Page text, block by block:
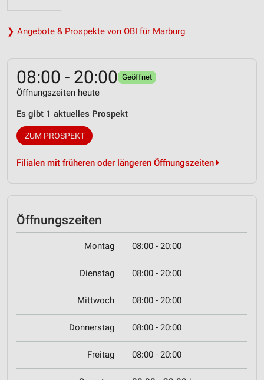
❯ Angebote & Prospekte von OBI für Marburg
08:00 - 20:00 Geöffnet
Öffnungszeiten heute
Es gibt 1 aktuelles Prospekt
ZUM PROSPEKT
Filialen mit früheren oder längeren Öffnungszeiten
Öffnungszeiten
Montag 08:00 - 20:00
Dienstag 08:00 - 20:00
Mittwoch 08:00 - 20:00
Donnerstag 08:00 - 20:00
Freitag 08:00 - 20:00